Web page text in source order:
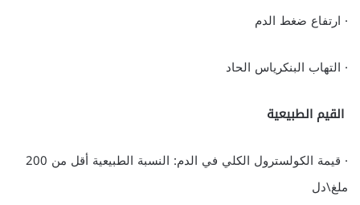
· ارتفاع ضغط الدم
· التهاب البنكرياس الحاد
القيم الطبيعية
· قيمة الكولسترول الكلي في الدم: النسبة الطبيعية أقل من 200
ملغ\دل